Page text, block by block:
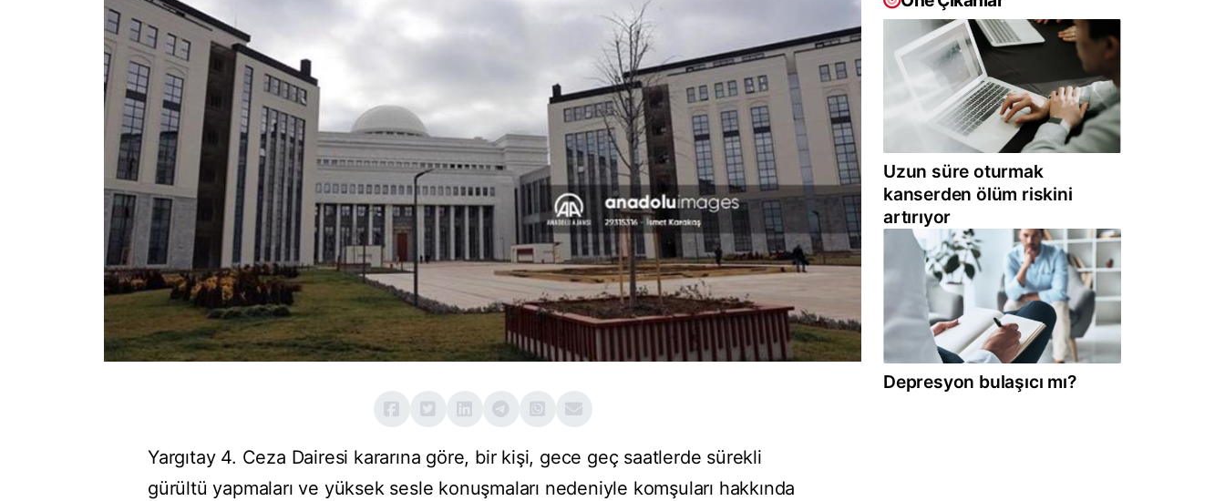
Yargıtay 4. Ceza Dairesi kararına göre, bir kişi, gece geç saatlerde sürekli
gürültü yapmaları ve yüksek sesle konuşmaları nedeniyle komşuları hakkında
Uzun süre oturmak
kanserden ölüm riskini
artırıyor
Depresyon bulaşıcı mı?